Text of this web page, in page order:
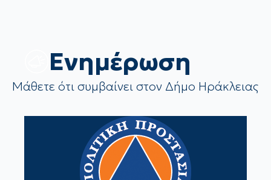
Eνημέρωση
Μάθετε ότι συμβαίνει στον Δήμο Ηράκλειας